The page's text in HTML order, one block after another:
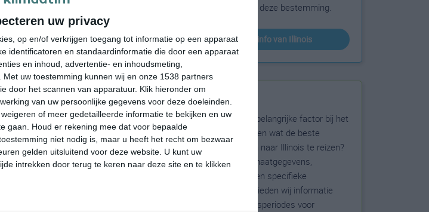
uw privacy
op en/of verkrijgen toegang tot informatie op een apparaat
identificatoren en standaardinformatie die door een apparaat
en inhoud, advertentie- en inhoudsmeting,
Met uw toestemming kunnen wij en onze 1538 partners
door het scannen van apparatuur. Klik hieronder om
van uw persoonlijke gegevens voor deze doeleinden.
of meer gedetailleerde informatie te bekijken en uw
gaan.
Houd er rekening mee dat voor bepaalde
niet nodig is, maar u heeft het recht om bezwaar
gelden uitsluitend voor deze website. U kunt uw
intrekken door terug te keren naar deze site en te klikken
26°C 23°C 22°C
23:00 02:00
23:00 02:00
1 ZZW 1 WZW 1
zonneschijn voor deze bestemming.
klimaatinfo van Illinois
Beste reistijd
Het weer is een belangrijke factor bij het
reizen. Wil je weten wat de beste
maanden zijn om naar Illinois te reizen?
Op basis van klimaatgegevens,
weersextremen en specifieke
weerinformatie bieden wij informatie
over de beste reisperiodes voor